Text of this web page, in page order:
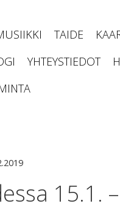
TAIDE
YHTEYSTIEDOT
15.1. –